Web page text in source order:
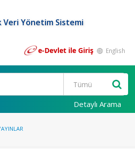
Veri Yönetim Sistemi
e-Devlet ile Giriş English
Detaylı Arama